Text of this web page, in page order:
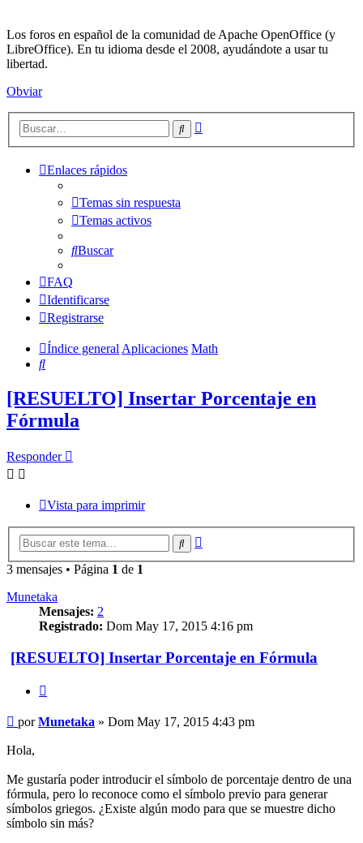
Los foros en español de la comunidad de Apache OpenOffice (y
LibreOffice). En tu idioma desde el 2008, ayudándote a usar tu
libertad.
Obviar
Buscar
Enlaces rápidos
Temas sin respuesta
Temas activos
Buscar
FAQ
Identificarse
Registrarse
Índice general Aplicaciones Math
Buscar
[RESUELTO] Insertar Porcentaje en
Fórmula
Responder
Vista para imprimir
Buscar
3 mensajes • Página 1 de 1
Munetaka
Mensajes: 2
Registrado: Dom May 17, 2015 4:16 pm
[RESUELTO] Insertar Porcentaje en Fórmula
Mensaje
porMunetaka » Dom May 17, 2015 4:43 pm
Hola,
Me gustaría poder introducir el símbolo de porcentaje dentro de una
fórmula, pero lo reconoce como el símbolo previo para generar
símbolos griegos. ¿Existe algún modo para que se muestre dicho
símbolo sin más?